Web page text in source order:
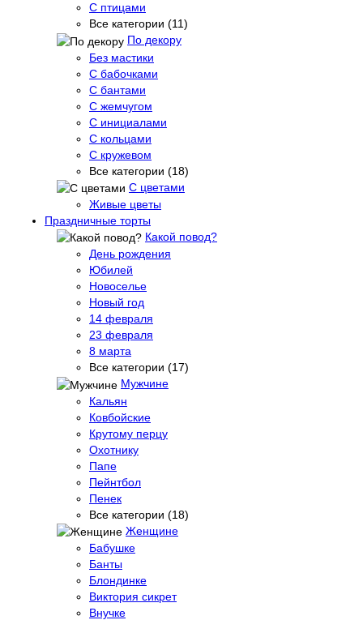
С птицами
Все категории (11)
По декору
Без мастики
С бабочками
С бантами
С жемчугом
С инициалами
С кольцами
С кружевом
Все категории (18)
С цветами
Живые цветы
Праздничные торты
Какой повод?
День рождения
Юбилей
Новоселье
Новый год
14 февраля
23 февраля
8 марта
Все категории (17)
Мужчине
Кальян
Ковбойские
Крутому перцу
Охотнику
Папе
Пейнтбол
Пенек
Все категории (18)
Женщине
Бабушке
Банты
Блондинке
Виктория сикрет
Внучке